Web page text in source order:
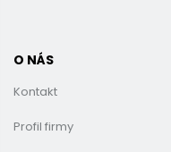
O NÁS
Kontakt
Profil firmy